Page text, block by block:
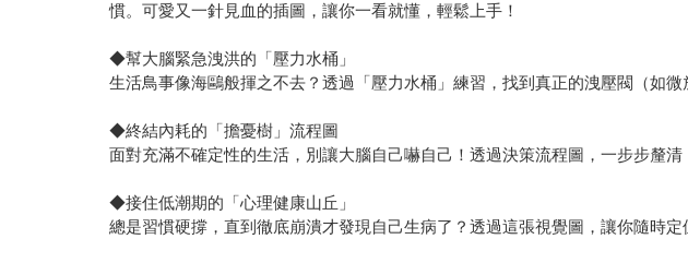
慣。可愛又一針見血的插圖，讓你一看就懂，輕鬆上手！
◆幫大腦緊急洩洪的「壓力水桶」
生活鳥事像海鷗般揮之不去？透過「壓力水桶」練習，找到真正的洩壓閥（如
◆終結內耗的「擔憂樹」流程圖
面對充滿不確定性的生活，別讓大腦自己嚇自己！透過決策流程圖，一步步釐
◆接住低潮期的「心理健康山丘」
總是習慣硬撐，直到徹底崩潰才發現自己生病了？透過這張視覺圖，讓你隨時